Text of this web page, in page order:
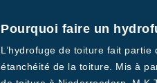
Pourquoi faire un
L’hydrofuge de toiture fait
étanchéité de la toiture. Mis à